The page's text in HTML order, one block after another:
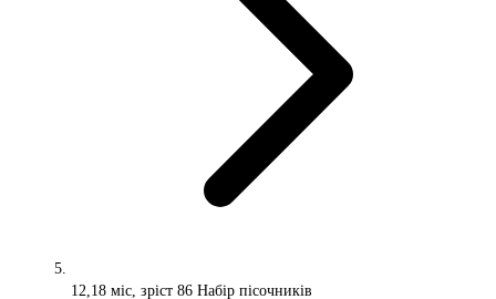
12,18 міс, зріст 86 Набір пісочників